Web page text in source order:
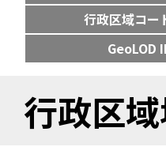
行政区域コー
GeoLOD
行政区